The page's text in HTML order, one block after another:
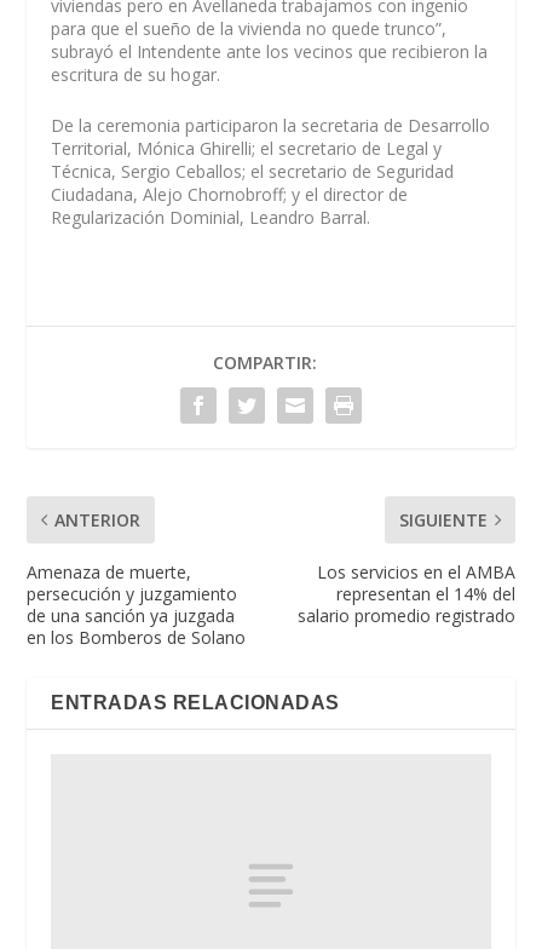
viviendas pero en Avellaneda trabajamos con ingenio
para que el sueño de la vivienda no quede trunco”,
subrayó el Intendente ante los vecinos que recibieron la
escritura de su hogar.
De la ceremonia participaron la secretaria de Desarrollo
Territorial, Mónica Ghirelli; el secretario de Legal y
Técnica, Sergio Ceballos; el secretario de Seguridad
Ciudadana, Alejo Chornobroff; y el director de
Regularización Dominial, Leandro Barral.
COMPARTIR:
ANTERIOR
Amenaza de muerte,
persecución y juzgamiento
de una sanción ya juzgada
en los Bomberos de Solano
SIGUIENTE
Los servicios en el AMBA
representan el 14% del
salario promedio registrado
ENTRADAS RELACIONADAS